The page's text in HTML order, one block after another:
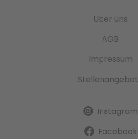
Über uns
AGB
Impressum
Instagram
Facebook